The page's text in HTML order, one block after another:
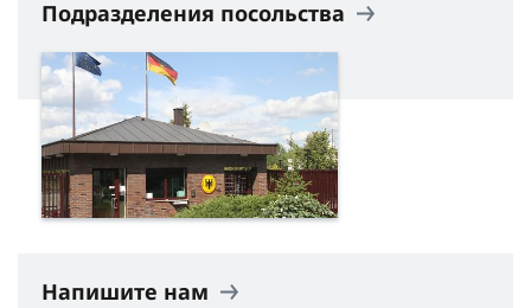
Подразделения посольства
Напишите нам